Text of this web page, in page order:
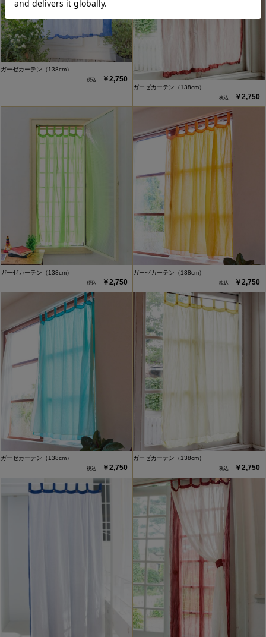
ガーゼカーテン（138cm）
￥2,750
ガーゼカーテン（138cm）
￥2,750
ガーゼカーテン（138cm）
￥2,750
ガーゼカーテン（138cm）
￥2,750
ガーゼカーテン（138cm）
￥2,750
ガーゼカーテン（138cm）
￥2,750